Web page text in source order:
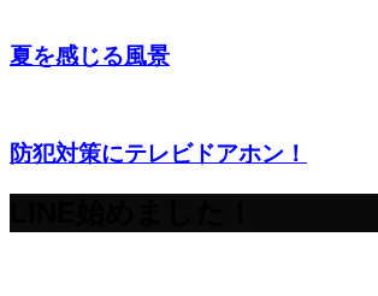
夏を感じる風景
防犯対策にテレビドアホン！